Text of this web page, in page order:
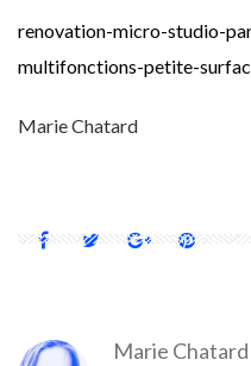
renovation-micro-studio-
multifonctions-petite-
Marie Chatard
Marie Chatard